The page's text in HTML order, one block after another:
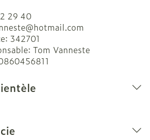
29 40
hotmail.com
342701
Tom Vanneste